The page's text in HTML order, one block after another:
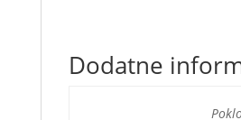
Dodatne